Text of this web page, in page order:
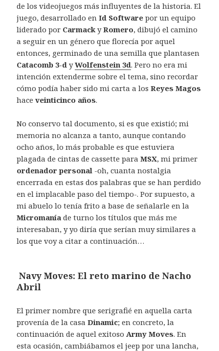
de los videojuegos más influyentes de la historia. El
juego, desarrollado enId Software por un equipo
liderado por Carmack yRomero, dibujó el camino
a seguir en un género que florecía por aquel
entonces, germinado de una semilla que plantasen
Catacomb 3-d yWolfenstein 3d. Pero no era mi
intención extenderme sobre el tema, sino recordar
cómo podía haber sido mi carta a losReyes Magos
haceveinticinco años.
No conservo tal documento, si es que existió; mi
memoria no alcanza a tanto, aunque contando
ocho años, lo más probable es que estuviera
plagada de cintas de cassette paraMSX, mi primer
ordenador personal -oh, cuanta nostalgia
encerrada en estas dos palabras que se han perdido
en el implacable paso del tiempo-. Por supuesto, a
mi abuelo lo tenía frito a base de señalarle en la
Micromanía de turno los títulos que más me
interesaban, y yo diría que serían muy similares a
los que voy a citar a continuación…
Navy Moves: El reto marino de Nacho
Abril
El primer nombre que serigrafié en aquella carta
provenía de la casaDinamic; en concreto, la
continuación de aquel exitoso Army Moves. En
esta ocasión, cambiábamos el jeep por una lancha,